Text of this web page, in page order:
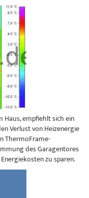
Haus, empfiehlt sich ein
Verlust von Heizenergie
ThermoFrame-
des Garagentores
zu sparen.